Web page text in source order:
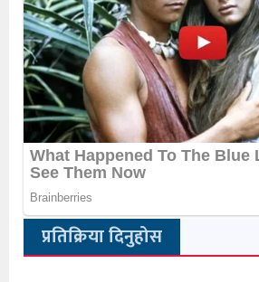
प्रतिक्रिया दिनुहोस